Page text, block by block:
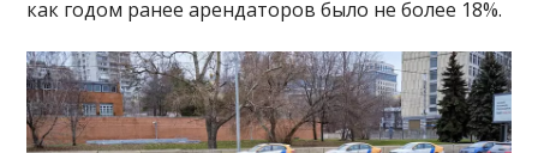
как годом ранее арендаторов было не более 18%.